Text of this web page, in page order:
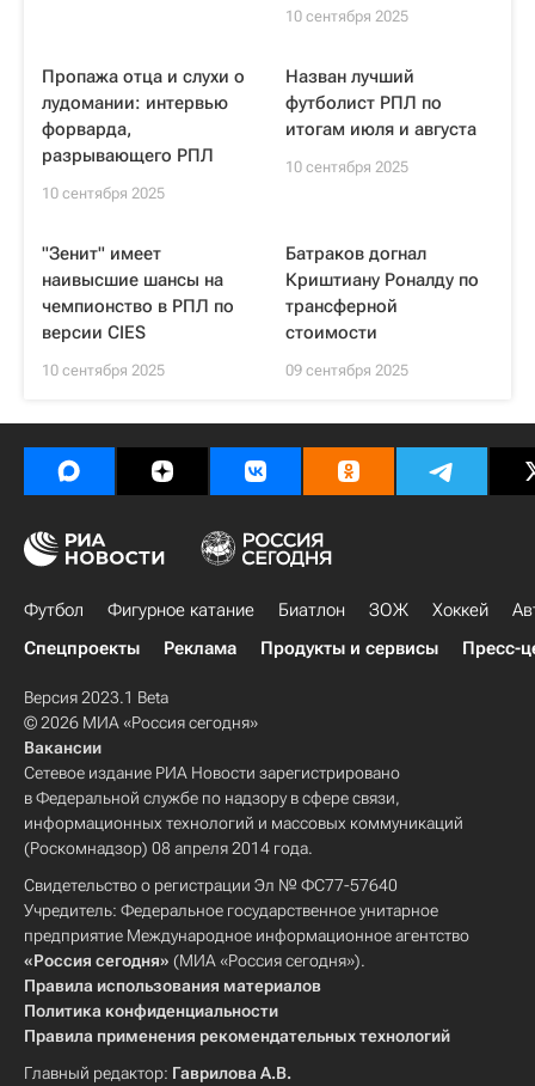
10 сентября 2025
Пропажа отца и слухи о
лудомании: интервью
форварда,
разрывающего РПЛ
10 сентября 2025
Назван лучший
футболист РПЛ по
итогам июля и августа
10 сентября 2025
"Зенит" имеет
наивысшие шансы на
чемпионство в РПЛ по
версии CIES
10 сентября 2025
Батраков догнал
Криштиану Роналду по
трансферной
стоимости
09 сентября 2025
Футбол Фигурное катание Биатлон ЗОЖ Хоккей
Спецпроекты
Реклама Продукты и сервисы Пресс-
Версия 2023.1 Beta
© 2026 МИА «Россия сегодня»
Вакансии
Сетевое издание РИА Новости зарегистрировано
в Федеральной службе по надзору в сфере связи,
информационных технологий и массовых коммуникаций
(Роскомнадзор) 08 апреля 2014 года.
Свидетельство о регистрации Эл № ФС77-57640
Учредитель: Федеральное государственное унитарное
предприятие Международное информационное агентство
«Россия сегодня» (МИА «Россия сегодня»).
Правила использования материалов
Политика конфиденциальности
Правила применения рекомендательных технологий
Главный редактор: Гаврилова А.В.